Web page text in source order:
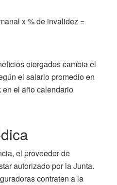
x % de invalidez =
otorgados cambia el
el salario promedio en
en el año calendario
el proveedor de
autorizado por la Junta.
contraten a la